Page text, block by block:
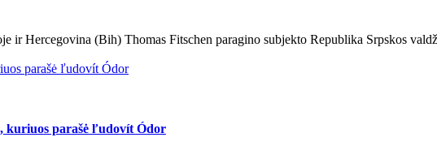
Hercegovina (Bih) Thomas Fitschen paragino subjekto Republika Srpskos
parašė ľudovít Ódor
kuriuos parašė ľudovít Ódor